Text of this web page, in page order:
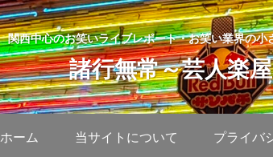
関西中心のお笑いライブレポート・お笑い業界の
諸行無常～芸人楽
ホーム 当サイトについて プライバ